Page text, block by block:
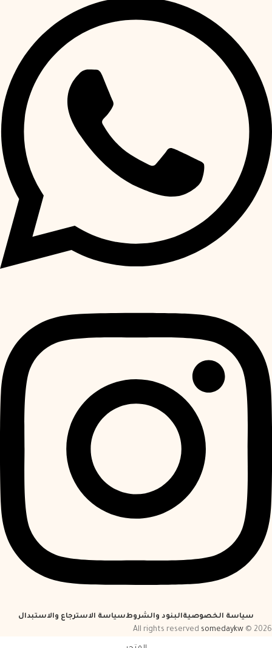
سياسة الخصوصيةالبنود والشروطسياسة الاسترجاع والاستبدال
2026 © All rights reserved
somedaykw